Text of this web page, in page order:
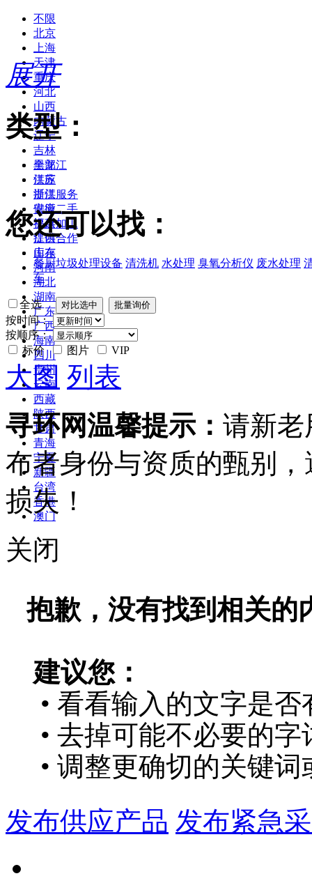
不限
北京
上海
天津
重庆
河北
山西
内蒙古
辽宁
吉林
黑龙江
江苏
浙江
安徽
福建
江西
山东
河南
湖北
湖南
广东
广西
海南
四川
贵州
云南
西藏
陕西
甘肃
青海
宁夏
新疆
台湾
香港
澳门
展开
类型：
全部
供应
提供服务
供应二手
提供加工
提供合作
库存
您还可以找：
餐厨垃圾处理设备 清洗机 水处理 臭氧分析仪 废水处理
车
全选
按时间：
按顺序：
标价
图片 VIP
大图 列表
寻环网温馨提示： 请新老
布者身份与资质的甄别
损失！
关闭
抱歉，没有找到相关的
建议您：
• 看看输入的文字是否
• 去掉可能不必要的字
• 调整更确切的关键
发布供应产品 发布紧急